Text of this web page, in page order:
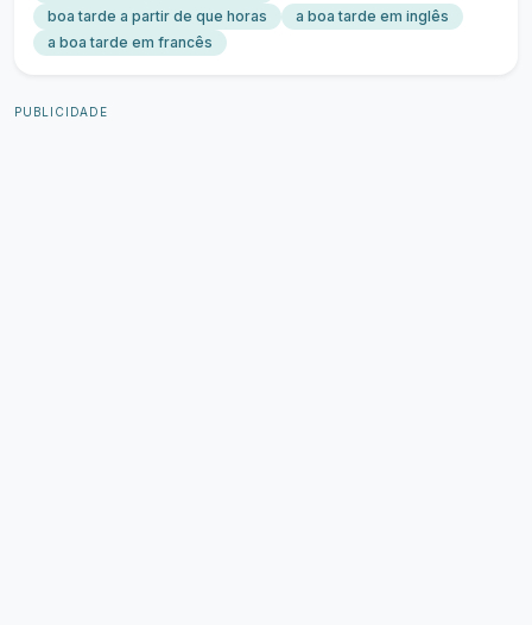
boa tarde a partir de que horas
a boa tarde em inglês
a boa tarde em francês
PUBLICIDADE